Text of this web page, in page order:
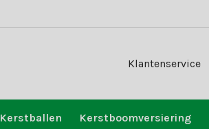
Klantenservice
Kerstballen Kerstboomversiering